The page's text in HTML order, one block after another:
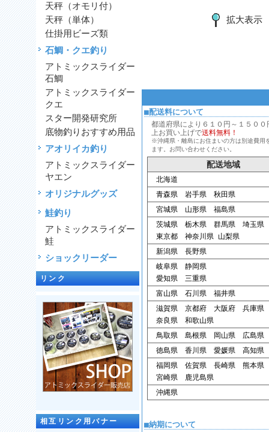
天秤（オモリ付）
天秤（単体）
仕掛用ビーズ類
石鯛・クエ釣り
アトミックスライダー
石鯛
アトミックスライダー
クエ
スター開発研究所
底物釣りおすすめ用品
アオリイカ釣り
アトミックスライダー
ヤエン
オリジナルグッズ
鮭釣り
アトミックスライダー
鮭
ショックリーダー
リンク
相互リンク用バナー
拡大表示
■配送料について
都道府県により６１０円～１５０
上お買い上げで送料無料！
※沖縄県・離島にお住まいの方は別途費用
ます。お問い合わせください。
配送地域
北海道
青森県 岩手県 秋田県
宮城県 山形県 福島県
茨城県 栃木県 群馬県 埼玉県
東京都 神奈川県 山梨県
新潟県 長野県
岐阜県 静岡県
愛知県 三重県
富山県 石川県 福井県
滋賀県 京都府 大阪府 兵庫県
奈良県 和歌山県
鳥取県 島根県 岡山県 広島県
徳島県 香川県 愛媛県 高知県
福岡県 佐賀県 長崎県 熊本県
宮崎県 鹿児島県
沖縄県
■納期について